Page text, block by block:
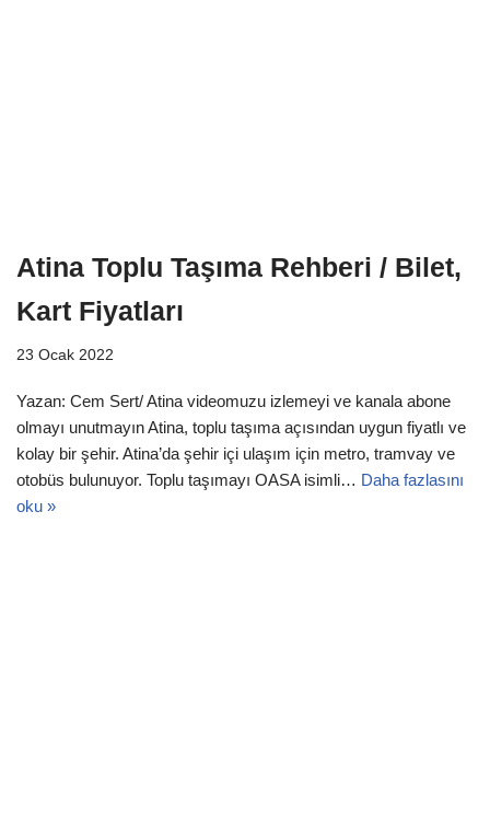
Atina Toplu Taşıma Rehberi / Bilet,
Kart Fiyatları
23 Ocak 2022
Yazan: Cem Sert/ Atina videomuzu izlemeyi ve kanala abone
olmayı unutmayın Atina, toplu taşıma açısından uygun fiyatlı ve
kolay bir şehir. Atina’da şehir içi ulaşım için metro, tramvay ve
otobüs bulunuyor. Toplu taşımayı OASA isimli… Daha fazlasını
oku »